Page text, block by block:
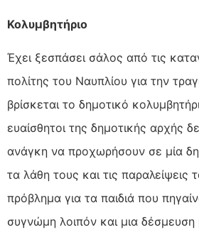
Κολυμβητήριο
Έχει ξεσπάσει σάλος από τις
πολίτης του Ναυπλίου για την
βρίσκεται το δημοτικό
ευαίσθητοι της δημοτικής αρχής
ανάγκη να προχωρήσουν σε μία
τα λάθη τους και τις παραλείψεις
πρόβλημα για τα παιδιά που
συγνώμη λοιπόν και μια δέσμευση